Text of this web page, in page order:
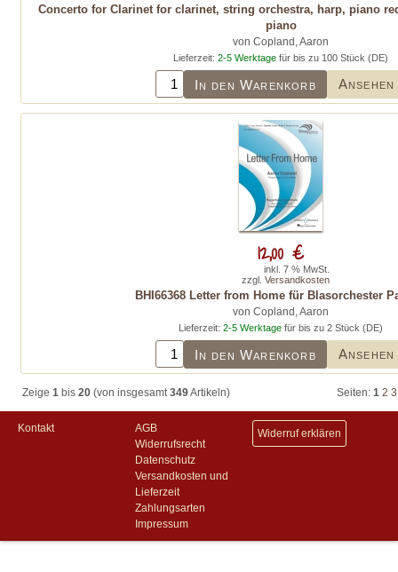
Concerto for Clarinet for clarinet, string orchestra, harp, piano
piano
von Copland, Aaron
Lieferzeit: 2-5 Werktage für bis zu 100 Stück (DE)
In den Warenkorb Ansehen
BHI66368 Letter from Home für Blasorchester
von Copland, Aaron
Lieferzeit: 2-5 Werktage für bis zu 2 Stück (DE)
In den Warenkorb Ansehen
12,00 €
inkl. 7 % MwSt.
zzgl. Versandkosten
Zeige 1 bis 20 (von insgesamt349Artikeln) Seiten: 1 2 3
Kontakt
AGB
Widerrufsrecht
Datenschutz
Versandkosten und
Lieferzeit
Zahlungsarten
Impressum
Widerruf erklären